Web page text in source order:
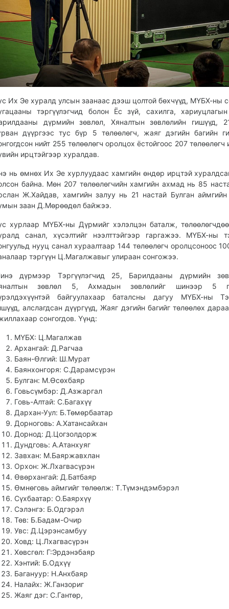
Их Эе хуралд улсын заанаас дээш цолтой бөхчүүд, МҮБХ-ны
тэргүүлэгчид болон Ёс зүй, сахилга,
дүрмийн зөвлөл, Хяналтын зөвлөлийн гишүүд,
дүүргээс тус бүр 5 төлөөлөгч, жаяг дэгийн багийн
нийт 255 төлөөлөгч оролцох ёстойгоос 207 төлөөлөгч
ирцтэйгээр хуралдав.
нь өмнөх Их Эе хурлуудаас хамгийн өндөр ирцтэй
байна. Мөн 207 төлөөлөгчийн хамгийн ахмад нь 85
Ж.Хайдав, хамгийн залуу нь 21 настай Булган аймгийн
заан Д.Мөрөөдөл байжээ.
хурлаар МҮБХ-ны Дүрмийг хэлэлцэн баталж,
санал, хүсэлтийг нээлттэйгээр гаргажээ. МҮБХ-ны
нууц санал хураалтаар 144 төлөөлөгч оролцсоноос
тэргүүн Ц.Магалжавыг улираан сонгожээ.
дүрмээр Тэргүүлэгчид 25, Барилдааны дүрмийн
зөвлөл 5, Ахмадын зөвлөлийг шинээр 5
байгуулахаар баталсны дагуу МҮБХ-ны
алслагдсан дүүргүүд, Жаяг дэгийн багийг төлөөлөх
сонгогдов. Үүнд:
МҮБХ: Ц.Магалжав
Архангай: Д.Рагчаа
Баян-Өлгий: Ш.Мурат
Баянхонгоря: С.Дарамсүрэн
Булган: М.Өсөхбаяр
Говьсүмбэр: Д.Азжаргал
Говь-Алтай: С.Багахүү
Дархан-Уул: Б.Төмөрбаатар
Дорноговь: А.Хатансайхан
Дорнод: Д.Цогзолдорж
Дундговь: А.Атанхуяг
Завхан: М.Баяржавхлан
Орхон: Ж.Лхагвасүрэн
Өвөрхангай: Д.Батбаяр
Өмнөговь аймгийг төлөөлж: Т.Түмэндэмбэрэл
Сүхбаатар: О.Баярхүү
Сэлэнгэ: Б.Одгэрэл
Төв: Б.Бадам-Очир
Увс: Д.Цэрэнсамбуу
Ховд: Ц.Лхагвасүрэн
Хөвсгөл: Г:Эрдэнэбаяр
Хэнтий: Б.Одхүү
Багануур: Н.Анхбаяр
Налайх: Ж.Ганзориг
Жаяг дэг: С.Гантөр,